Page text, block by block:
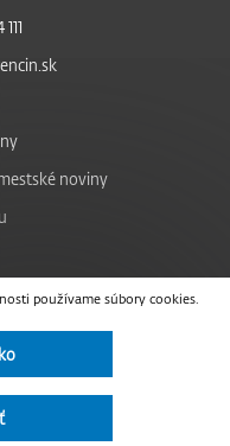
používame súbory cookies.
noviny